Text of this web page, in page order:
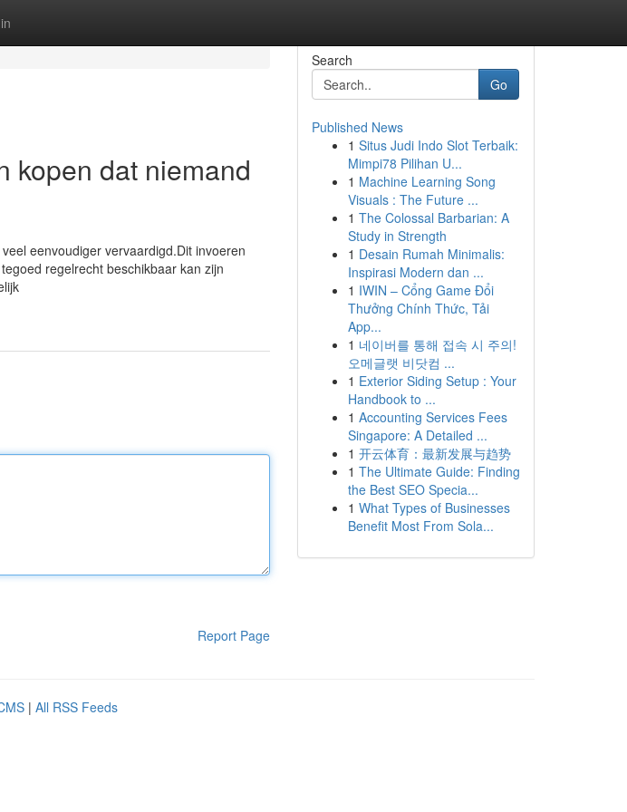
kopen dat niemand
eenvoudiger vervaardigd.Dit invoeren
regelrecht beschikbaar kan zijn
Report Page
Search
Go
Published News
1 Situs Judi Indo Slot Terbaik:
Mimpi78 Pilihan U...
1 Machine Learning Song
Visuals : The Future ...
1 The Colossal Barbarian: A
Study in Strength
1 Desain Rumah Minimalis:
Inspirasi Modern dan ...
1 IWIN – Cổng Game Đổi
Thưởng Chính Thức, Tải
App...
1 네이버를 통해 접속 시 주의!
오메글랫 비닷컴 ...
1 Exterior Siding Setup : Your
Handbook to ...
1 Accounting Services Fees
Singapore: A Detailed ...
1 开云体育：最新发展与趋势
1 The Ultimate Guide: Finding
the Best SEO Specia...
1 What Types of Businesses
Benefit Most From Sola...
| All RSS Feeds